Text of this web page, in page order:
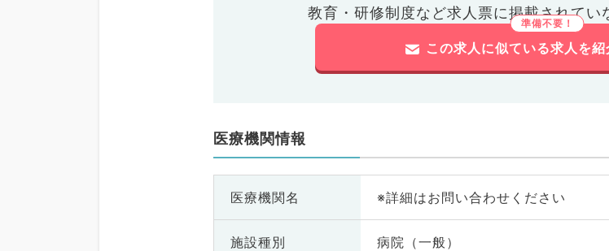
教育・研修制度など求人票に掲載されてい
この求人に似ている求人を紹
医療機関情報
医療機関名 ※詳細はお問い合わせください
施設種別 病院（一般）